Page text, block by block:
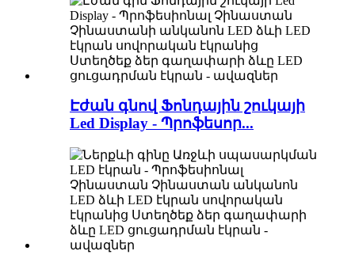
Էժան գնով Ֆոնդային շուկայի
Led Display - Պրոֆեսոր...